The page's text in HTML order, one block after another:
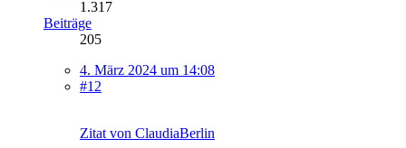
1.317
Beiträge
205
4. März 2024 um 14:08
#12
Zitat von ClaudiaBerlin